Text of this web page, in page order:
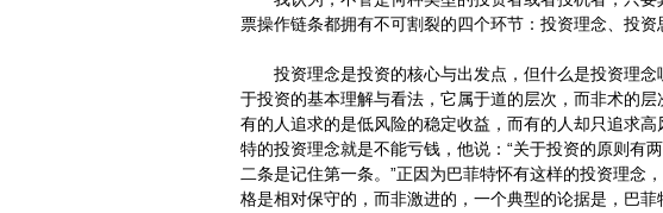
票操作链条都拥有不可割裂的四个环节：投资理念、投资
投资理念是投资的核心与出发点，但什么是投资理念
于投资的基本理解与看法，它属于道的层次，而非术的层
有的人追求的是低风险的稳定收益，而有的人却只追求
特的投资理念就是不能亏钱，他说：“关于投资的原则有
二条是记住第一条。”正因为巴菲特怀有这样的投资理念
格是相对保守的，而非激进的，一个典型的论据是，巴菲